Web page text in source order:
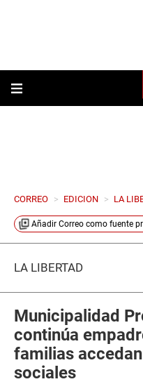
CORREO > EDICION > LA
Añadir Correo como fuente
LA LIBERTAD
Municipalidad
continúa
familias
sociales